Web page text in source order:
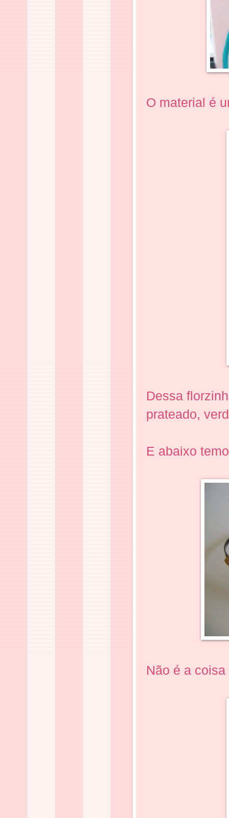
O material é
Dessa
prateado,
E abaixo
Não é a